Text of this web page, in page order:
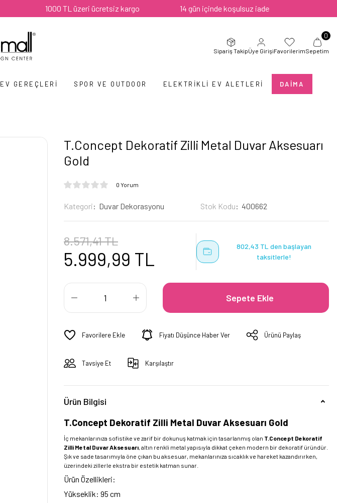
1000 TL üzeri ücretsiz kargo 14 gün içinde koşulsuz iade
Sipariş TakipÜye GirişiFavorilerimSepetim
0
EV GEREÇLERI SPOR VE OUTDOOR ELEKTRIKLI EV ALETLERI DAIMA
T.Concept Dekoratif Zilli Metal Duvar Aksesuarı
Gold
0 Yorum
Kategori Duvar Dekorasyonu Stok Kodu 400662
8.571,41 TL
5.999,99 TL
802,43 TL den başlayan
taksitlerle!
Sepete Ekle
Fiyatı Düşünce Haber Ver Ürünü Paylaş
Tavsiye Et Karşılaştır
Ürün Bilgisi
T.Concept Dekoratif Zilli Metal Duvar Aksesuarı Gold
İç mekanlarınıza sofistike ve zarif bir dokunuş katmak için tasarlanmış olan T.Concept Dekoratif
Zilli Metal Duvar Aksesuarı , altın renkli metal yapısıyla dikkat çeken modern bir dekoratif üründür.
Şık ve sade tasarımıyla öne çıkan bu aksesuar, mekanlarınıza sıcaklık ve hareket kazandırırken,
üzerindeki zillerle ekstra bir estetik katman sunar.
Ürün Özellikleri:
Yükseklik: 95 cm